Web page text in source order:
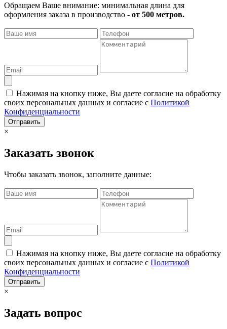
Обращаем Ваше внимание: минимальная длина для
оформления заказа в производство - от 500 метров.
Нажимая на кнопку ниже, Вы даете согласие на обработку
своих персональных данных и согласие с Политикой
Конфиденциальности
Отправить
×
Заказать звонок
Чтобы заказать звонок, заполните данные:
Нажимая на кнопку ниже, Вы даете согласие на обработку
своих персональных данных и согласие с Политикой
Конфиденциальности
Отправить
×
Задать вопрос